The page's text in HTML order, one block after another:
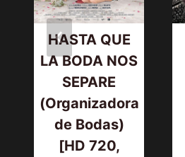
HASTA QUE
LA BODA NOS
SEPARE
(Organizadora
de Bodas)
[HD 720,